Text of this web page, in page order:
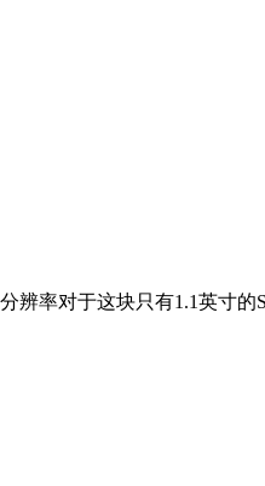
率对于这块只有1.1英寸的